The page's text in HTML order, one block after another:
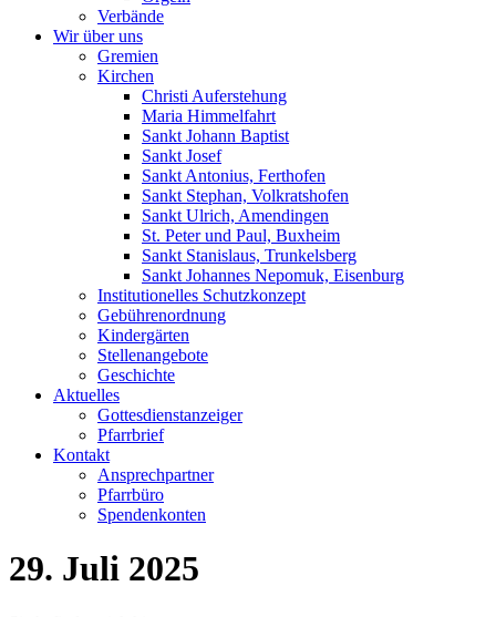
Verbände
Wir über uns
Gremien
Kirchen
Christi Auferstehung
Maria Himmelfahrt
Sankt Johann Baptist
Sankt Josef
Sankt Antonius, Ferthofen
Sankt Stephan, Volkratshofen
Sankt Ulrich, Amendingen
St. Peter und Paul, Buxheim
Sankt Stanislaus, Trunkelsberg
Sankt Johannes Nepomuk, Eisenburg
Institutionelles Schutzkonzept
Gebührenordnung
Kindergärten
Stellenangebote
Geschichte
Aktuelles
Gottesdienstanzeiger
Pfarrbrief
Kontakt
Ansprechpartner
Pfarrbüro
Spendenkonten
29. Juli 2025